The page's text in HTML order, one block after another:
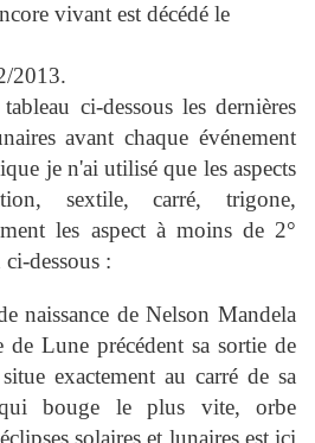
vivant est décédé le
2013.
ci-dessous les dernières
avant chaque événement
je n'ai utilisé que les aspects
sextile, carré, trigone,
les aspect à moins de 2°
dessous :
naissance de Nelson Mandela
de Lune précédent sa sortie de
exactement au carré de sa
bouge le plus vite, orbe
solaires et lunaires est ici